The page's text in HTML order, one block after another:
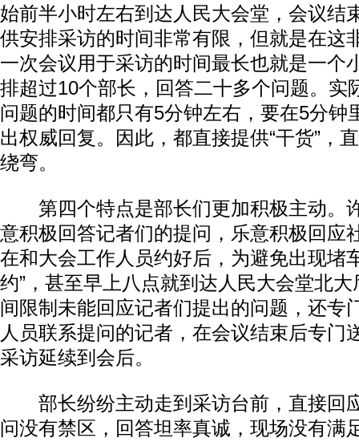
始前半小时左右到达人民大会堂，会议结
供安排采访的时间非常有限，但就是在这
一次会议用于采访的时间最长也就是一个
排超过10个部长，回答二十多个问题。实
问题的时间都只有5分钟左右，要在5分钟
出权威回复。因此，都直接提供“干货”，
绕弯。
第四个特点是部长们更加积极主动。
意积极回答记者们的提问，乐意积极回应
在和大会工作人员约好后，为避免出现堵
约”，甚至早上八点就到达人民大会堂北
间限制未能回应记者们提出的问题，还专
人员联系提问的记者，在会议结束后专门
采访延续到会后。
部长纷纷主动走到采访台前，直接回
问没有禁区，回答坦率真诚，现场没有满